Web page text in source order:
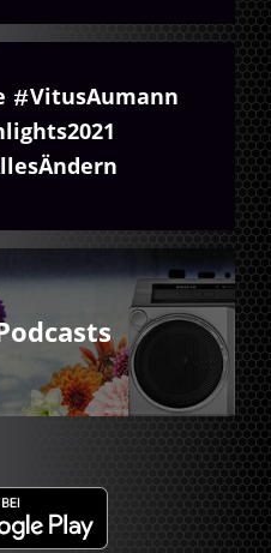
VitusAumann